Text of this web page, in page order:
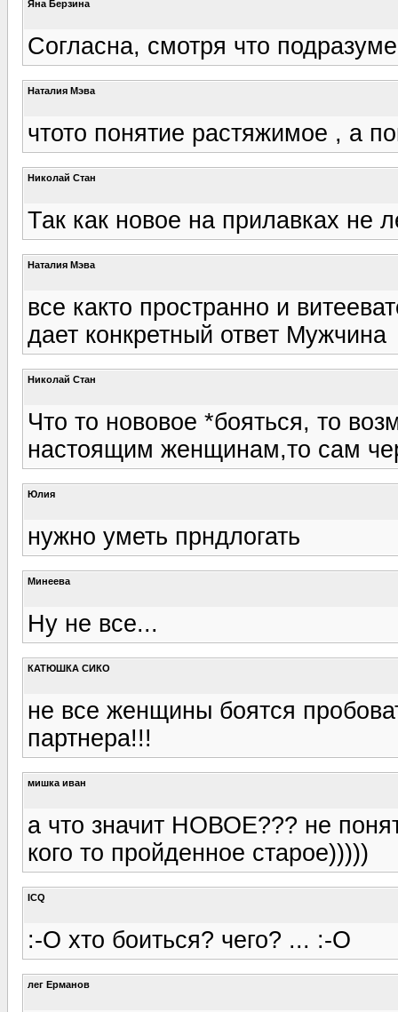
Яна Берзина
Согласна, смотря что
Наталия Мэва
чтото понятие растяжимое , а
Николай Стан
Так как новое на прилавках не
Наталия Мэва
все както пространно и
дает конкретный ответ Мужчина
Николай Стан
Что то нововое *бояться, то
настоящим женщинам,то сам
Юлия
нужно уметь прндлогать
Минеева
Ну не все...
КАТЮШКА СИКО
не все женщины боятся
партнера!!!
мишка иван
а что значит НОВОЕ??? не
кого то пройденное старое)))))
ICQ
:-O хто боиться? чего? ... :-O
лег Ерманов